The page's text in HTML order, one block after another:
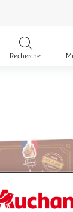
Recherche